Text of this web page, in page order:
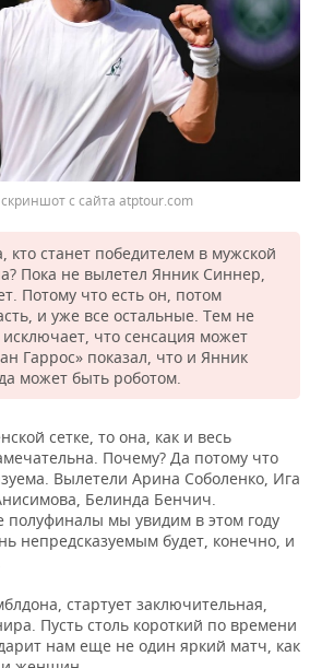
скриншот с сайта atptour.com
кто станет победителем в мужской
Пока не вылетел Янник Синнер,
Потому что есть он, потом
и уже все остальные. Тем не
что сенсация может
Гаррос» показал, что и Янник
может быть роботом.
сетке, то она, как и весь
Почему? Да потому что
Вылетели Арина Соболенко, Ига
Белинда Бенчич.
мы увидим в этом году
непредсказуемым будет, конечно, и
стартует заключительная,
Пусть столь короткий по времени
нам еще не один яркий матч, как